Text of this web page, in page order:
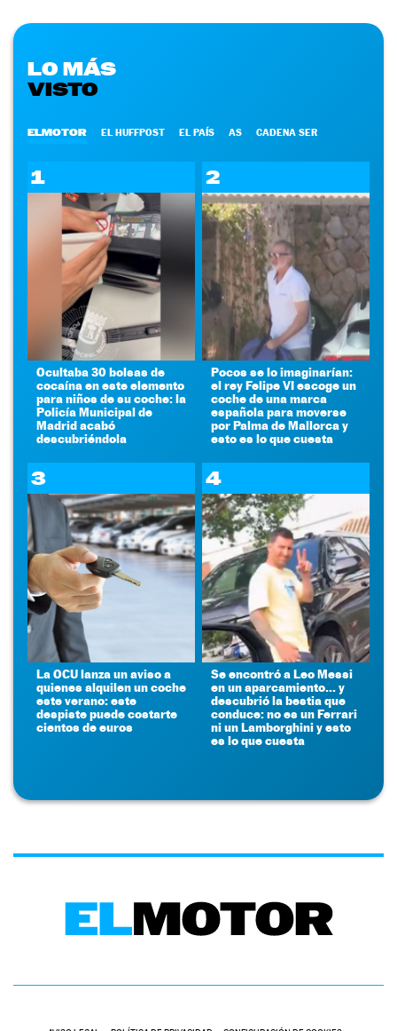
LO MÁS
VISTO
ELMOTOR EL HUFFPOST EL PAÍS AS CADENA SER
1
Ocultaba 30 bolsas de
cocaína en este elemento
para niños de su coche: la
Policía Municipal de
Madrid acabó
descubriéndola
2
Pocos se lo imaginarían:
el rey Felipe VI escoge un
coche de una marca
española para moverse
por Palma de Mallorca y
esto es lo que cuesta
3
La OCU lanza un aviso a
quienes alquilen un coche
este verano: este
despiste puede costarte
cientos de euros
4
Se encontró a Leo Messi
en un aparcamiento... y
descubrió la bestia que
conduce: no es un Ferrari
ni un Lamborghini y esto
es lo que cuesta